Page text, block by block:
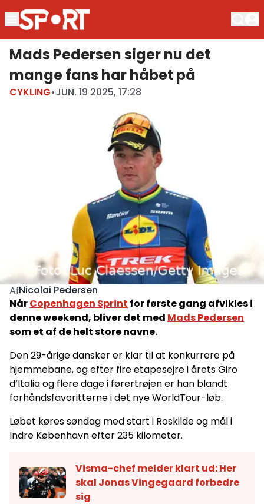
Mads Pedersen siger nu det
mange fans har håbet på
CYKLING•JUN. 19 2025, 17:28
AfNicolai Pedersen
NårCopenhagen Sprint for første gang afvikles i
denne weekend, bliver det med Mads Pedersen
som et af de helt store navne.
Den 29-årige dansker er klar til at konkurrere på
hjemmebane, og efter fire etapesejre i årets Giro
d’Italia og flere dage i førertrøjen er han blandt
forhåndsfavoritterne i det nye WorldTour-løb.
Løbet køres søndag med start i Roskilde og mål i
Indre København efter 235 kilometer.
Visma-chef melder klart ud: Her
skal Jonas Vingegaard forbedre
sig